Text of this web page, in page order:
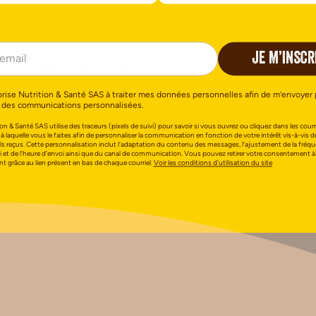
LPPR ?
au blé, est ce que je peux consommer
puis-je consommer vos produits ?
les produits Gerblé ?
JE
Nutrition & Santé SAS à traiter mes données personnelles afin de m’envoyer
communications personnalisées.
& Santé SAS utilise des traceurs (pixels de suivi) pour savoir si vous ouvrez ou cliquez dans les
à laquelle vous le faites afin de personnaliser la communication en fonction de votre intérêt vis-à-vis
reçus. Cette personnalisation inclut l’adaptation du contenu des messages, l’ajustement de la
et de l’heure d’envoi ainsi que du canal de communication. Vous pouvez retirer votre consentement
grâce au lien présent en bas de chaque courriel.Voir les conditions d’utilisation du site